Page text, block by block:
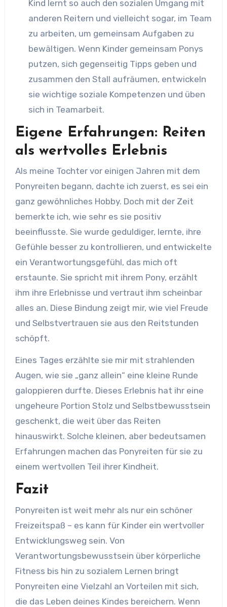
Kind lernt so auch den sozialen Umgang mit
anderen Reitern und vielleicht sogar, im Team
zu arbeiten, um gemeinsam Aufgaben zu
bewältigen. Wenn Kinder gemeinsam Ponys
putzen, sich gegenseitig Tipps geben und
zusammen den Stall aufräumen, entwickeln
sie wichtige soziale Kompetenzen und üben
sich in Teamarbeit.
Eigene Erfahrungen: Reiten
als wertvolles Erlebnis
Als meine Tochter vor einigen Jahren mit dem
Ponyreiten begann, dachte ich zuerst, es sei ein
ganz gewöhnliches Hobby. Doch mit der Zeit
bemerkte ich, wie sehr es sie positiv
beeinflusste. Sie wurde geduldiger, lernte, ihre
Gefühle besser zu kontrollieren, und entwickelte
ein Verantwortungsgefühl, das mich oft
erstaunte. Sie spricht mit ihrem Pony, erzählt
ihm ihre Erlebnisse und vertraut ihm scheinbar
alles an. Diese Bindung zeigt mir, wie viel Freude
und Selbstvertrauen sie aus den Reitstunden
schöpft.
Eines Tages erzählte sie mir mit strahlenden
Augen, wie sie „ganz allein“ eine kleine Runde
galoppieren durfte. Dieses Erlebnis hat ihr eine
ungeheure Portion Stolz und Selbstbewusstsein
geschenkt, die weit über das Reiten
hinauswirkt. Solche kleinen, aber bedeutsamen
Erfahrungen machen das Ponyreiten für sie zu
einem wertvollen Teil ihrer Kindheit.
Fazit
Ponyreiten ist weit mehr als nur ein schöner
Freizeitspaß – es kann für Kinder ein wertvoller
Entwicklungsweg sein. Von
Verantwortungsbewusstsein über körperliche
Fitness bis hin zu sozialem Lernen bringt
Ponyreiten eine Vielzahl an Vorteilen mit sich,
die das Leben deines Kindes bereichern. Wenn